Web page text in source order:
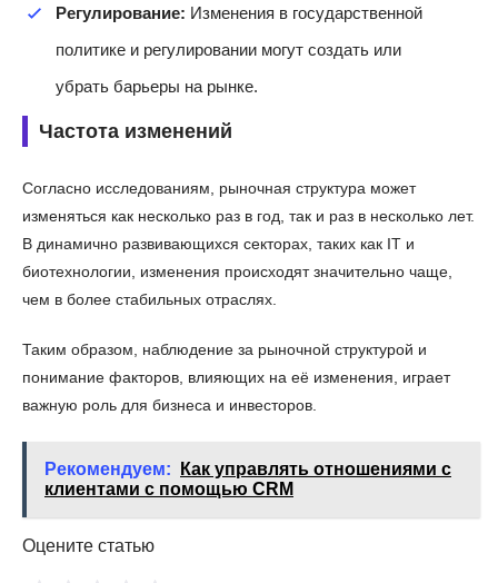
Регулирование: Изменения в государственной
политике и регулировании могут создать или
убрать барьеры на рынке.
Частота изменений
Согласно исследованиям, рыночная структура может
изменяться как несколько раз в год, так и раз в несколько лет.
В динамично развивающихся секторах, таких как IT и
биотехнологии, изменения происходят значительно чаще,
чем в более стабильных отраслях.
Таким образом, наблюдение за рыночной структурой и
понимание факторов, влияющих на её изменения, играет
важную роль для бизнеса и инвесторов.
Рекомендуем:
Как управлять отношениями с
клиентами с помощью CRM
Оцените статью